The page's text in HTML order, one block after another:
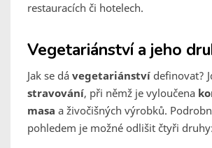
restauracích či hotelech.
Vegetariánství a jeho
Jak se dá vegetariánství definovat?
stravování, při němž je vyloučena
masa a živočišných výrobků.
pohledem je možné odlišit čtyři druhy: